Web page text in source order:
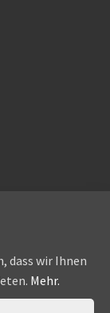
Sommer-, Nice-,
dass wir Ihnen
Mehr.